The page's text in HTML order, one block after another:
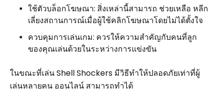
ใช้ตัวบล็อกโฆษณา: สิ่งเหล่านี้สามารถ ช่วยเหลือ หลีก
เลี่ยงสถานการณ์เมื่อผู้ใช้คลิกโฆษณาโดยไม่ได้ตั้งใจ
ควบคุมการเล่นเกม: ควรให้ความสำคัญกับคนที่ลูก
ของคุณเล่นด้วยในระหว่างการแข่งขัน
ในขณะที่เล่น Shell Shockers มีวิธีทำให้ปลอดภัยเท่าที่ผู้
เล่นหลายคน ออนไลน์ สามารถทำได้